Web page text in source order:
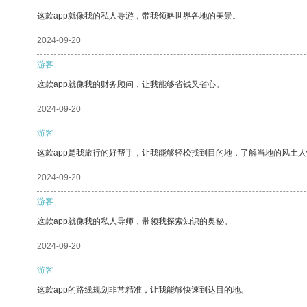
这款app就像我的私人导游，带我领略世界各地的美景。
2024-09-20
游客
这款app就像我的财务顾问，让我能够省钱又省心。
2024-09-20
游客
这款app是我旅行的好帮手，让我能够轻松找到目的地，了解当地的风土
2024-09-20
游客
这款app就像我的私人导师，带领我探索知识的奥秘。
2024-09-20
游客
这款app的路线规划非常精准，让我能够快速到达目的地。